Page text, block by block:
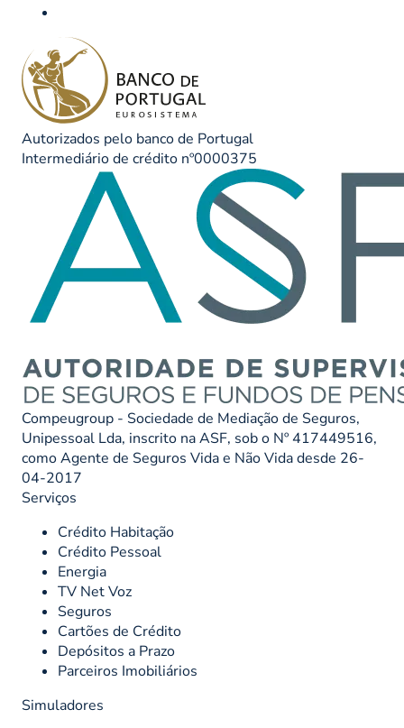
Autorizados pelo banco de Portugal
Intermediário de crédito nº0000375
Compeugroup - Sociedade de Mediação de Seguros,
Unipessoal Lda, inscrito na ASF, sob o Nº 417449516,
como Agente de Seguros Vida e Não Vida desde 26-
04-2017
Serviços
Crédito Habitação
Crédito Pessoal
Energia
TV Net Voz
Seguros
Cartões de Crédito
Depósitos a Prazo
Parceiros Imobiliários
Simuladores